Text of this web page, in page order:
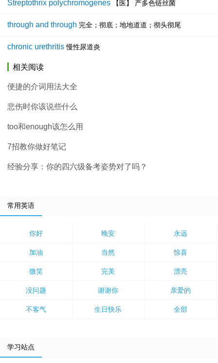
Streptothrix polychromogenes 【医】 产多色链丝菌
through and through 完全；彻底；地地道道；彻头彻尾
chronic urethritis 慢性尿道炎
相关阅读
便捷的介词用法大全
悲伤时你该说些什么
too和enough该怎么用
7招教你做好笔记
经验分享：你的四六级备考姿势对了吗？
常用英语
你好 晚安 永远
加油 当然 惊喜
微笑 完美 漂亮
没问题 谢谢你 亲爱的
不客气 生日快乐 全部
学习站点